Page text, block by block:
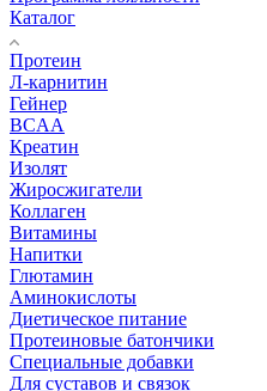
Каталог
Протеин
Л-карнитин
Гейнер
BCAA
Креатин
Изолят
Жиросжигатели
Коллаген
Витамины
Напитки
Глютамин
Аминокислоты
Диетическое питание
Протеиновые батончики
Специальные добавки
Для суставов и связок